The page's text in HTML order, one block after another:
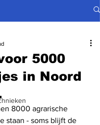
5000
in Noord
8000 agrarische
staan - soms blijft de